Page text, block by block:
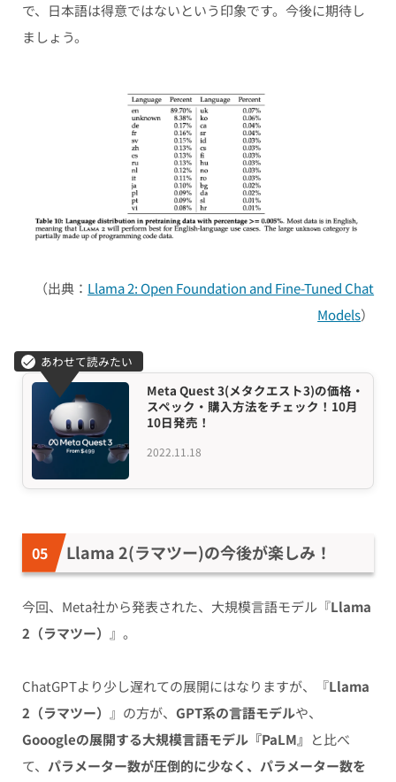
で、日本語は得意ではないという印象です。今後に期待し
ましょう。
（出典： Llama 2: Open Foundation and Fine-Tuned Chat
Models）
2022.11.18
Meta Quest 3(メタクエスト3)の価格・
スペック・購入方法をチェック！10月
10日発売！
Llama 2(ラマツー)の今後が楽しみ！
今回、Meta社から発表された、大規模言語モデル『Llama
2（ラマツー）
』。
ChatGPTより少し遅れての展開にはなりますが、『Llama
2（ラマツー） 』の方が、 GPT系の言語モデルや、
Gooogleの展開する大規模言語モデル『PaLM』 と比べ
て、 パラメーター数が圧倒的に少なく、パラメーター数を